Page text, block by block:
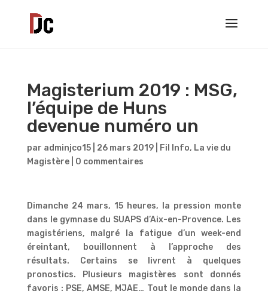
Magisterium 2019 : MSG,
l’équipe de Huns
devenue numéro un
par adminjco15| 26 mars 2019| Fil Info, La vie du
Magistère| 0 commentaires
Dimanche 24 mars, 15 heures, la pression monte
dans le gymnase du SUAPS d’Aix-en-Provence. Les
magistériens, malgré la fatigue d’un week-end
éreintant, bouillonnent à l’approche des
résultats. Certains se livrent à quelques
pronostics. Plusieurs magistères sont donnés
favoris : PSE, AMSE, MJAE… Tout le monde dans la